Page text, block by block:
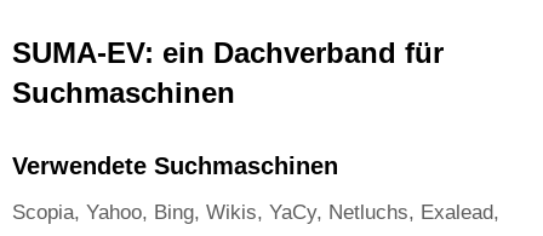
SUMA-EV: ein Dachverband für
Suchmaschinen
Verwendete Suchmaschinen
Scopia, Yahoo, Bing, Wikis, YaCy, Netluchs, Exalead,